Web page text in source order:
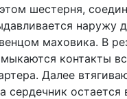
шестерня,
наружу
маховика. В
контакты
Далее
сердечник остается